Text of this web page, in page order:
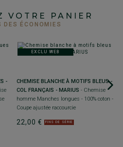
VOTRE PANIER
DES ÉCONOMIES
-
EXCLU WEB
CHEMISE BLANCHE À MOTIFS BLEUS -
COL FRANÇAIS - MARIUS - Chemise
homme Manches longues - 100% coton -
Coupe ajustée raccourcie
22,00 € FINS DE SÉRIE